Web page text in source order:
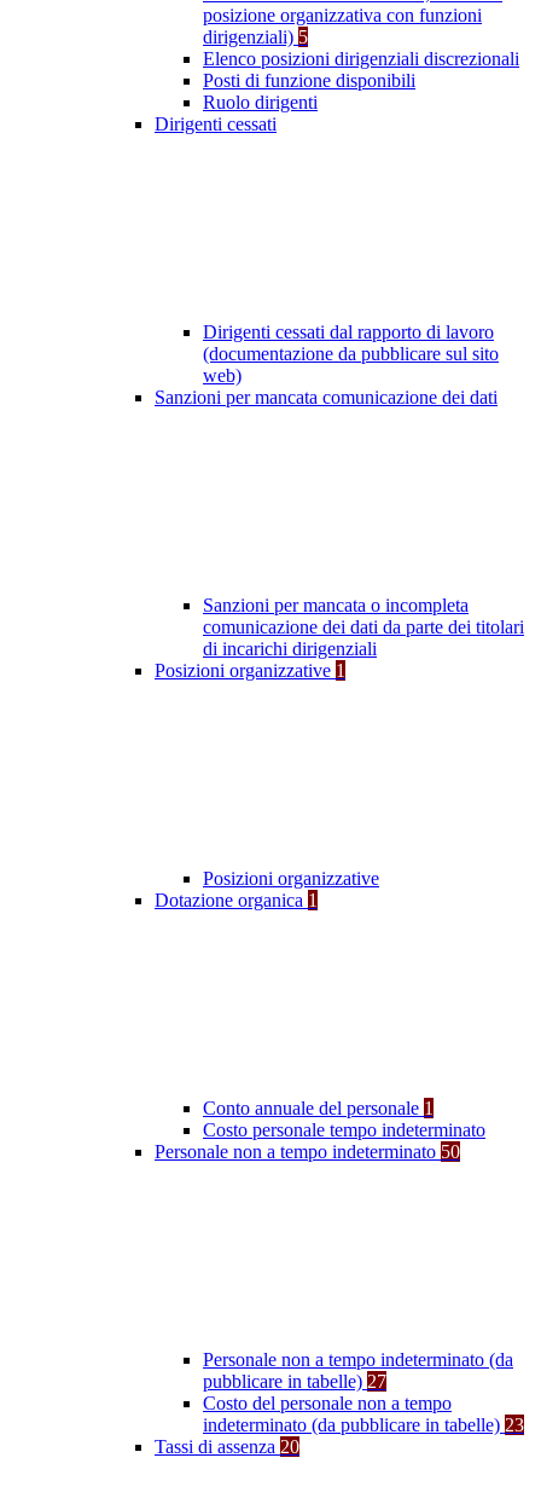
posizione organizzativa con funzioni
dirigenziali) 5
Elenco posizioni dirigenziali discrezionali
Posti di funzione disponibili
Ruolo dirigenti
Dirigenti cessati
Dirigenti cessati dal rapporto di lavoro
(documentazione da pubblicare sul sito
web)
Sanzioni per mancata comunicazione dei dati
Sanzioni per mancata o incompleta
comunicazione dei dati da parte dei titolari
di incarichi dirigenziali
Posizioni organizzative 1
Posizioni organizzative
Dotazione organica 1
Conto annuale del personale 1
Costo personale tempo indeterminato
Personale non a tempo indeterminato 50
Personale non a tempo indeterminato (da
pubblicare in tabelle) 27
Costo del personale non a tempo
indeterminato (da pubblicare in tabelle) 23
Tassi di assenza 20